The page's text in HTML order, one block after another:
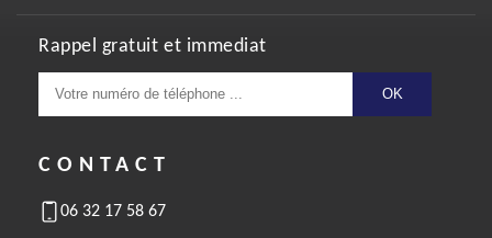
Rappel gratuit et immediat
CONTACT
06 32 17 58 67